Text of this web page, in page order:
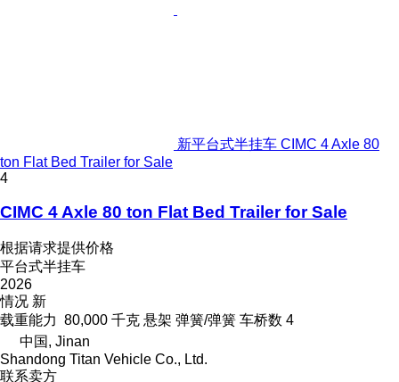
新平台式半挂车 CIMC 4 Axle 80
ton Flat Bed Trailer for Sale
4
CIMC 4 Axle 80 ton Flat Bed Trailer for Sale
根据请求提供价格
平台式半挂车
2026
情况 新
载重能力 80,000 千克 悬架 弹簧/弹簧 车桥数 4
中国, Jinan
Shandong Titan Vehicle Co., Ltd.
联系卖方